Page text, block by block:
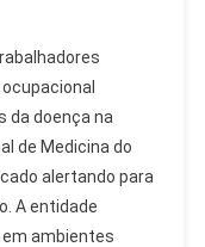
da doença na
de Medicina do
alertando para
A entidade
ambientes